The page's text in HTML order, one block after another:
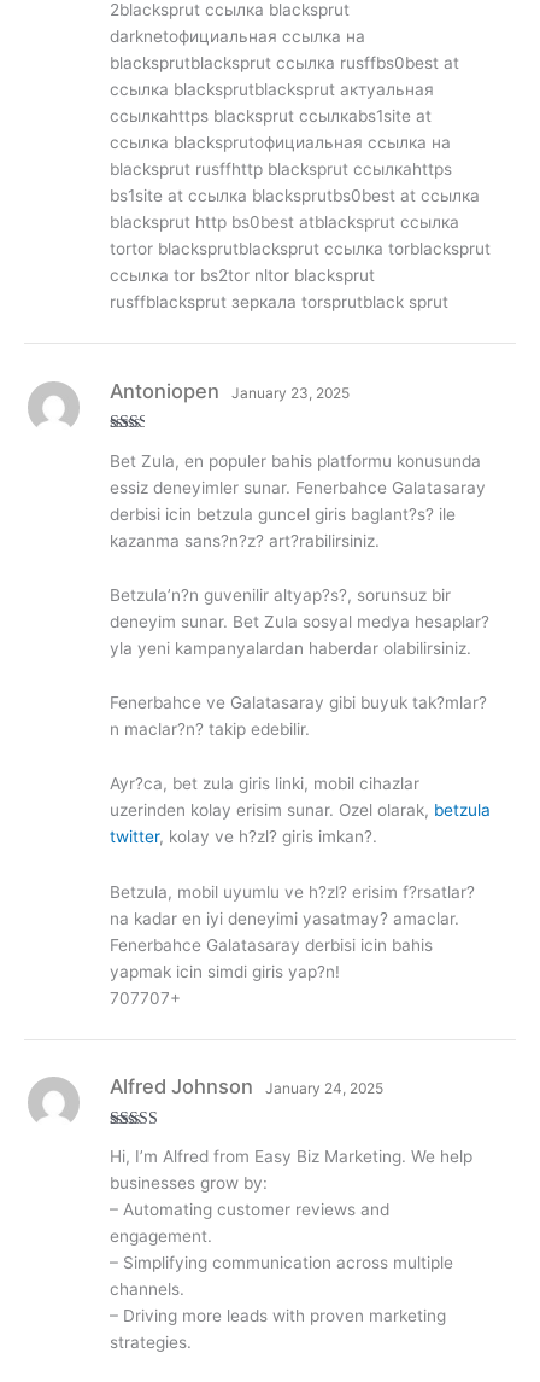
2blacksprut ссылка blacksprut
darknetофициальная ссылка на
blacksprutblacksprut ссылка rusffbs0best at
ссылка blacksprutblacksprut актуальная
ссылкаhttps blacksprut ссылкаbs1site at
ссылка blacksprutофициальная ссылка на
blacksprut rusffhttp blacksprut ссылкаhttps
bs1site at ссылка blacksprutbs0best at ссылка
blacksprut http bs0best atblacksprut ссылка
tortor blacksprutblacksprut ссылка torblacksprut
ссылка tor bs2tor nltor blacksprut
rusffblacksprut зеркала torsprutblack sprut
d2
of 5
Antoniopen January 23, 2025
Bet Zula, en populer bahis platformu konusunda
essiz deneyimler sunar. Fenerbahce Galatasaray
derbisi icin betzula guncel giris baglant?s? ile
kazanma sans?n?z? art?rabilirsiniz.
Betzula’n?n guvenilir altyap?s?, sorunsuz bir
deneyim sunar. Bet Zula sosyal medya hesaplar?
yla yeni kampanyalardan haberdar olabilirsiniz.
Fenerbahce ve Galatasaray gibi buyuk tak?mlar?
n maclar?n? takip edebilir.
Ayr?ca, bet zula giris linki, mobil cihazlar
uzerinden kolay erisim sunar. Ozel olarak, betzula
twitter, kolay ve h?zl? giris imkan?.
Betzula, mobil uyumlu ve h?zl? erisim f?rsatlar?
na kadar en iyi deneyimi yasatmay? amaclar.
Fenerbahce Galatasaray derbisi icin bahis
yapmak icin simdi giris yap?n!
707707+
out of 5
Alfred Johnson January 24, 2025
Hi, I’m Alfred from Easy Biz Marketing. We help
businesses grow by:
– Automating customer reviews and
engagement.
– Simplifying communication across multiple
channels.
– Driving more leads with proven marketing
strategies.